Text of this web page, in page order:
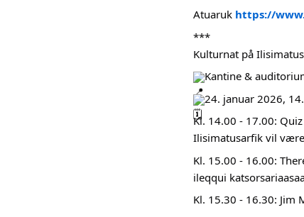
Atuaruk https://
***
Kulturnat på
Kantine &
24. januar 2026,
Kl. 14.00 - 17.00:
Ilisimatusarfik vil
Kl. 15.00 - 16.00:
ileqqui
Kl. 15.30 - 16.30: Jim